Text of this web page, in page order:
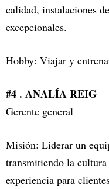
calidad, instalaciones
excepcionales.
Hobby: Viajar y
#4 . ANALÍA REIG
Gerente general
Misión: Liderar un
transmitiendo la
experiencia para